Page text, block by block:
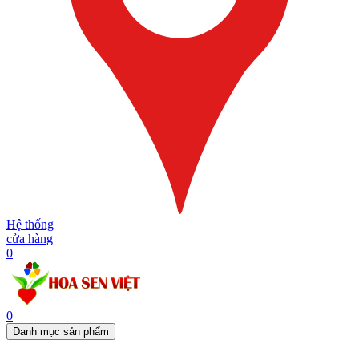
Hệ thống
cửa hàng
0
0
Danh mục sản phẩm